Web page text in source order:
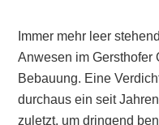
Immer mehr leer
Anwesen im Gersthofer
Bebauung. Eine
durchaus ein seit
zuletzt, um dringend